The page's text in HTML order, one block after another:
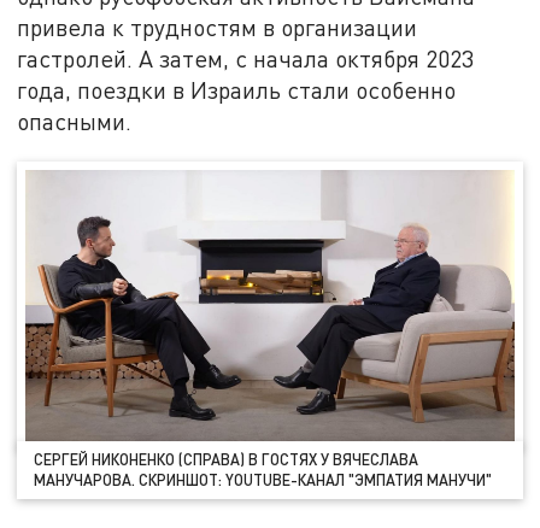
привела к трудностям в организации
гастролей. А затем, с начала октября 2023
года, поездки в Израиль стали особенно
опасными.
СЕРГЕЙ НИКОНЕНКО (СПРАВА) В ГОСТЯХ У ВЯЧЕСЛАВА
МАНУЧАРОВА. СКРИНШОТ: YOUTUBE-КАНАЛ "ЭМПАТИЯ МАНУЧИ"